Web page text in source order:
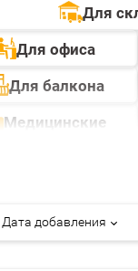
Для
Для офиса
Для балкона
Медицинские
Дата добавления